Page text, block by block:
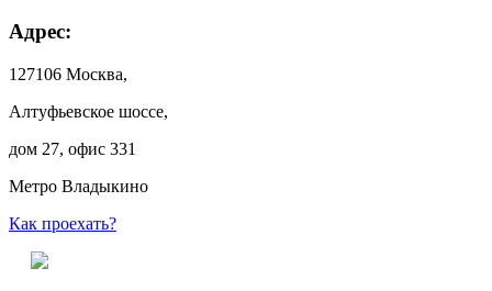
Адрес:
127106 Москва,
Алтуфьевское шоссе,
дом 27, офис 331
Метро Владыкино
Как проехать?